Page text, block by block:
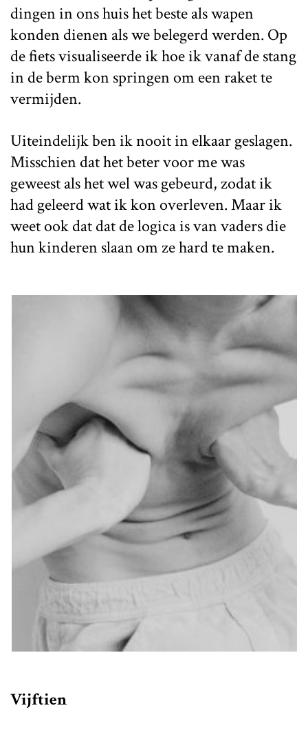
dingen in ons huis het beste als wapen
konden dienen als we belegerd werden. Op
de fiets visualiseerde ik hoe ik vanaf de stang
in de berm kon springen om een raket te
vermijden.
Uiteindelijk ben ik nooit in elkaar geslagen.
Misschien dat het beter voor me was
geweest als het wel was gebeurd, zodat ik
had geleerd wat ik kon overleven. Maar ik
weet ook dat dat de logica is van vaders die
hun kinderen slaan om ze hard te maken.
Vijftien